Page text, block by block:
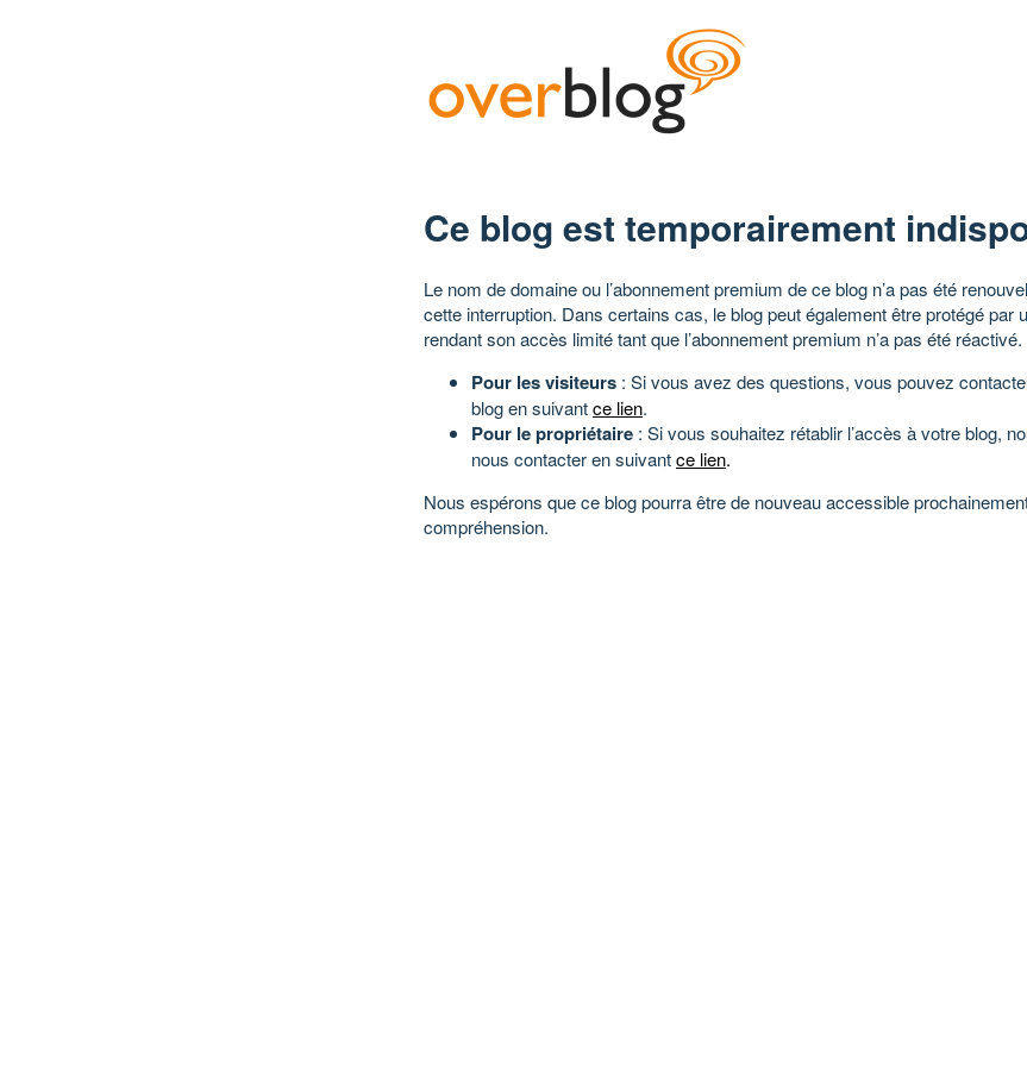
Ce blog est temporairement
Le nom de domaine ou l’abonnement premium de ce blog n’a pas été
cette interruption. Dans certains cas, le blog peut également être protégé par
rendant son accès limité tant que l’abonnement premium n’a pas été réactivé.
Pour les visiteurs : Si vous avez des questions, vous pouvez
blog en suivantce lien.
Pour le propriétaire : Si vous souhaitez rétablir l’accès à votre blog,
nous contacter en suivantce lien.
Nous espérons que ce blog pourra être de nouveau accessible
compréhension.